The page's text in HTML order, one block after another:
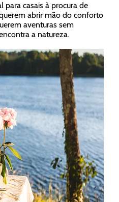
para casais à procura de
abrir mão do conforto
aventuras sem
a natureza.